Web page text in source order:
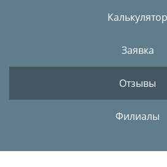
Калькулятор
Заявка
Отзывы
Филиалы